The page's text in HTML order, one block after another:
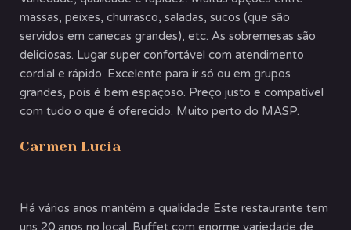
massas, peixes, churrasco, saladas, sucos (que são
servidos em canecas grandes), etc. As sobremesas são
deliciosas. Lugar super confortável com atendimento
cordial e rápido. Excelente para ir só ou em grupos
grandes, pois é bem espaçoso. Preço justo e compatível
com tudo o que é oferecido. Muito perto do MASP.
Carmen Lucia
Há vários anos mantém a qualidade Este restaurante tem
uns 20 anos no local. Buffet com enorme variedade de